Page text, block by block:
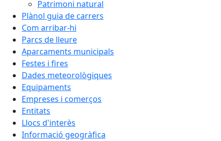
Patrimoni natural
Plànol guia de carrers
Com arribar-hi
Parcs de lleure
Aparcaments municipals
Festes i fires
Dades meteorològiques
Equipaments
Empreses i comerços
Entitats
Llocs d'interès
Informació geogràfica